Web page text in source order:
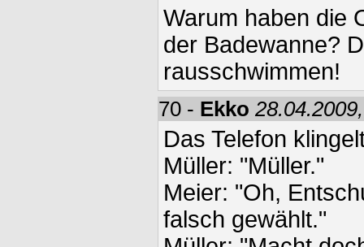
Warum haben die
der Badewanne?
rausschwimmen!
70 - Ekko
Das Telefon
Müller: "Müller."
Meier: "Oh,
falsch gewählt."